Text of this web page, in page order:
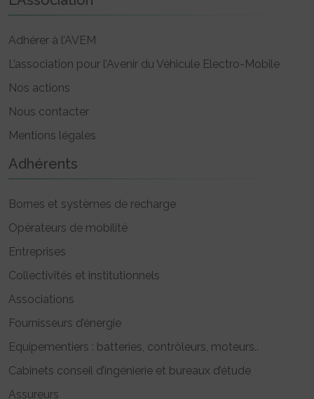
Adhérer à l’AVEM
L’association pour l’Avenir du Véhicule Electro-Mobile
Nos actions
Nous contacter
Mentions légales
Adhérents
Bornes et systèmes de recharge
Opérateurs de mobilité
Entreprises
Collectivités et institutionnels
Associations
Fournisseurs d’énergie
Equipementiers : batteries, contrôleurs, moteurs..
Cabinets conseil d’ingénierie et bureaux d’étude
Assureurs